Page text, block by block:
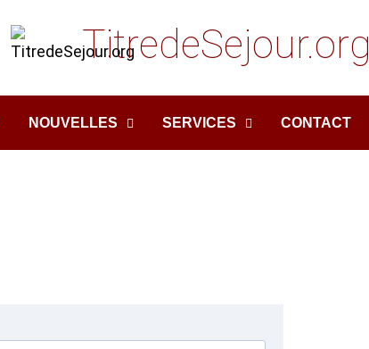
TitredeSejour.org
NOUVELLES SERVICES CONTACT